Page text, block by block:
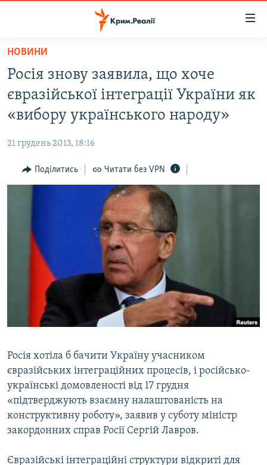
Перейти
основного
матеріалу
Перейти
до
основної
навігації
Перейти
до
ВІДЕО ТА ФОТО
БЛОГИ
ПОГЛЯД
СПЕЦПРОЕКТИ
ДЕПОРТАЦІЯ
ВІДЕОУРОКИ «ELIFBE»
СВІДЧЕННЯ ОКУПАЦІЇ
УКРАЇНСЬКА ПРОБЛЕМА КРИМУ
ЯК ОБІЙТИ БЛОКУВАННЯ
Русский
Qırımtatar
Усі сайти RFE/RL
НОВИНИ
Росія знову заявила, що хоче
євразійської інтеграції України як
«вибору українського народу»
21 грудень 2013, 18:16
Поділитись Читати без VPN
Росія хотіла б бачити Україну учасником
євразійських інтеграційних процесів, і російсько-
українські домовленості від 17 грудня
«підтверджують взаємну налаштованість на
конструктивну роботу», заявив у суботу міністр
закордонних справ Росії Сергій Лавров.
Євразійські інтеграційні структури відкриті для